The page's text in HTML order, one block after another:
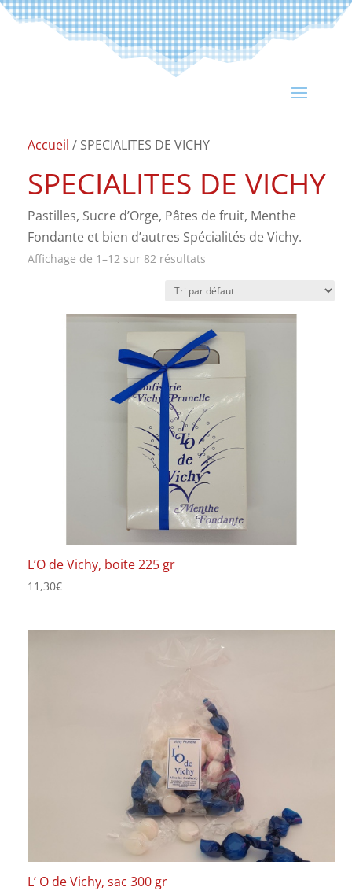
Accueil / SPECIALITES DE VICHY
SPECIALITES DE VICHY
Pastilles, Sucre d’Orge, Pâtes de fruit, Menthe
Fondante et bien d’autres Spécialités de Vichy.
Affichage de 1–12 sur 82 résultats
L’O de Vichy, boite 225 gr
11,30€
L’ O de Vichy, sac 300 gr